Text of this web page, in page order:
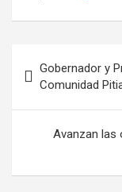
de
entradas
Gobernador y
Comunidad
Avanzan las